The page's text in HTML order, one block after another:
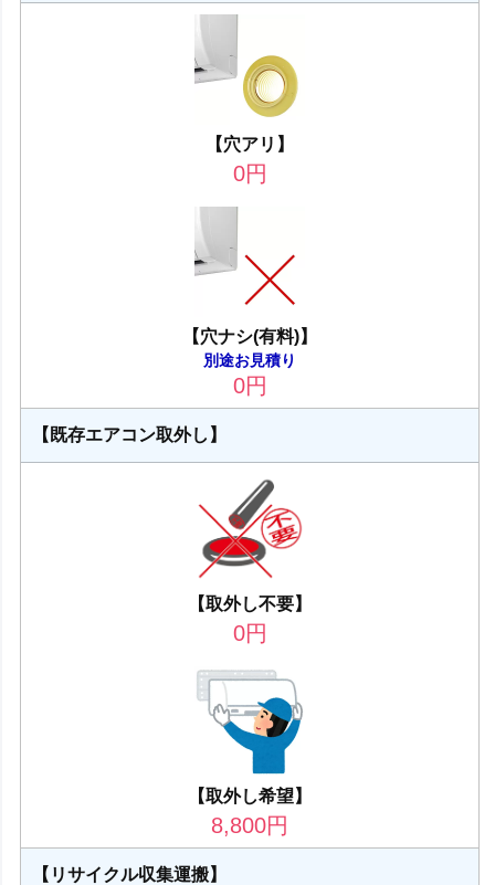
【穴アリ】
0円
【穴ナシ(有料)】
別途お見積り
0円
【既存エアコン取外し】
【取外し不要】
0円
【取外し希望】
8,800円
【リサイクル収集運搬】